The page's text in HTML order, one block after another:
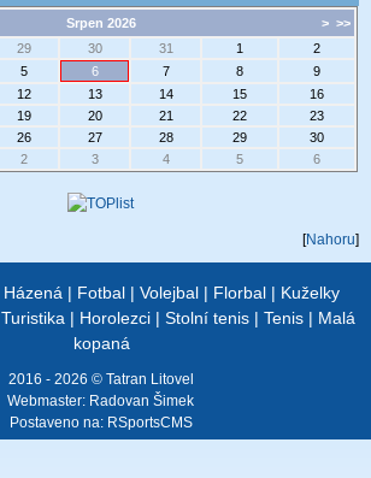
> >>
Srpen 2026
29 30 31 1
2
5 6 7 8
9
12 13 14 15
16
19 20 21 22
23
26 27 28 29
30
2 3 4 5 6
[Nahoru]
Házená | Fotbal | Volejbal | Florbal | Kuželky
Turistika | Horolezci| Stolní tenis| Tenis| Malá
kopaná
2016 - 2026 © Tatran Litovel
Webmaster: Radovan Šimek
Postaveno na: RSportsCMS